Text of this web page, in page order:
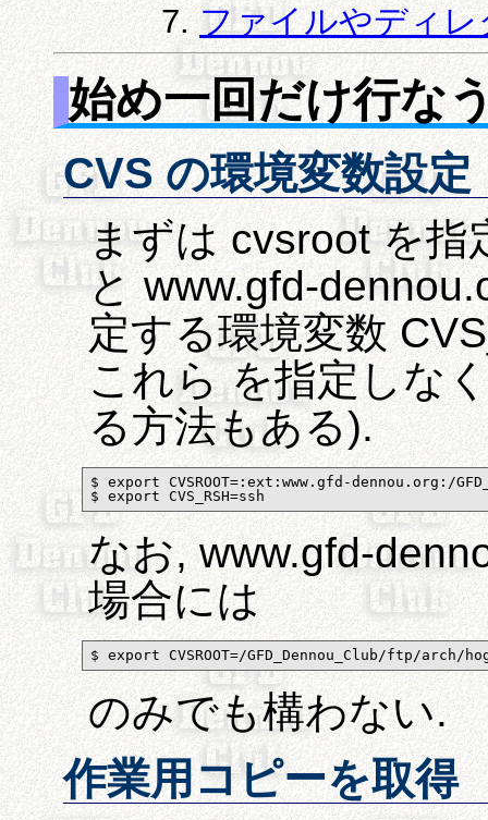
ファイルやディ
始め一回だけ行な
CVS の環境変数設定
まずは cvsroot を指
と www.gfd-
定する環境変数
これら を指定しな
る方法もある).
$ export CVSROOT=:ext:www.gfd-dennou.org:/
$ export CVS_RSH=ssh
なお, www.gfd-
場合には
$ export CVSROOT=/GFD_Dennou_Club/ftp/arch/
のみでも構わない.
作業用コピーを取得